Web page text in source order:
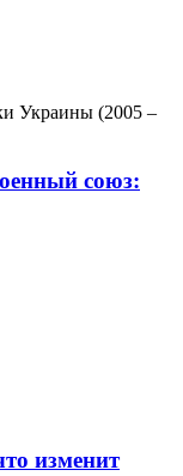
Украины (2005 –
союз:
изменит